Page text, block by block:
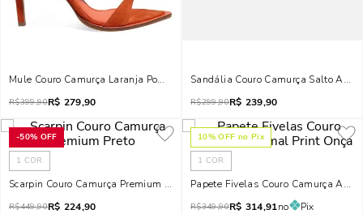
Mule Couro Camurça Laranja Pomelo Bico Folha Salto Alto Fino
R$399,90R$ 279,90
Sandália Couro Camurça Salto Alto
R$299,90R$ 239,90
-50% OFF
1 COR
Scarpin Couro Camurça Premium Preto
R$449,90R$ 224,90
10% OFF no Pix
1 COR
Papete Fivelas Couro Camurça
R$349,90R$ 314,91no Pix